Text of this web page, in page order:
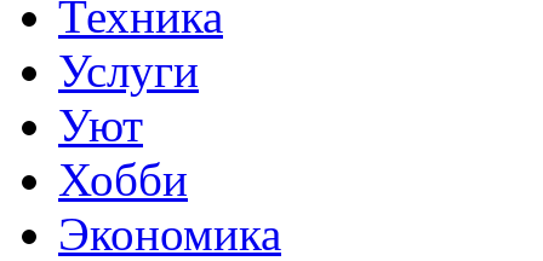
Техника
Услуги
Уют
Хобби
Экономика